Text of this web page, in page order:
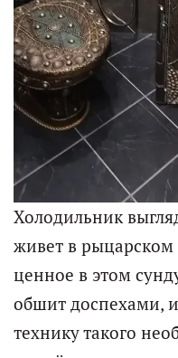
Холодильник
живет в
ценное в этом
обшит доспехами,
технику такого